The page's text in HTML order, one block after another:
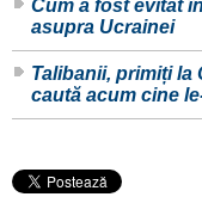
Cum a fost evitat
asupra Ucrainei
Talibanii, primiți la
caută acum cine